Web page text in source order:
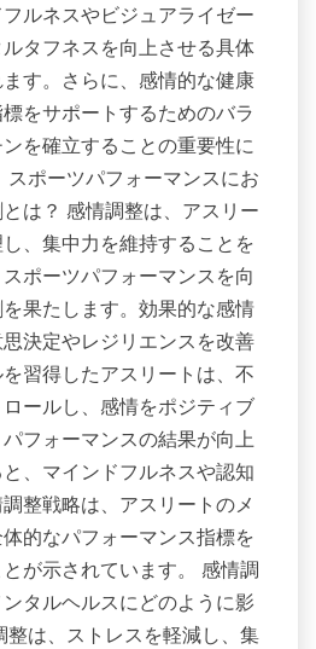
ルネスやビジュアライゼー
タフネスを向上させる具体
す。さらに、感情的な健康
をサポートするためのバラ
を確立することの重要性に
スポーツパフォーマンスにお
は？ 感情調整は、アスリー
、集中力を維持することを
ポーツパフォーマンスを向
果たします。効果的な感情
決定やレジリエンスを改善
習得したアスリートは、不
ールし、感情をポジティブ
フォーマンスの結果が向上
、マインドフルネスや認知
整戦略は、アスリートのメ
的なパフォーマンス指標を
が示されています。 感情調
タルヘルスにどのように影
整は、ストレスを軽減し、集